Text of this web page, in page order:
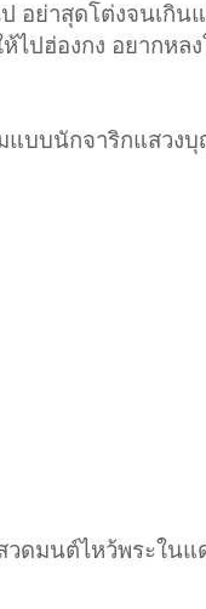
ย่าสุดโต่งจนเกิน
ปฮ่องกง อยากหล
แบบนักจาริกแสวง
ดมนต์ไหว้พระใน